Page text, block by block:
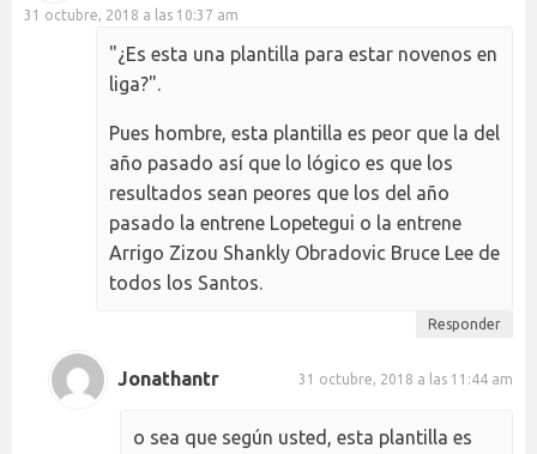
31 octubre, 2018 a las 10:37 am
"¿Es esta una plantilla para estar novenos en
liga?".
Pues hombre, esta plantilla es peor que la del
año pasado así que lo lógico es que los
resultados sean peores que los del año
pasado la entrene Lopetegui o la entrene
Arrigo Zizou Shankly Obradovic Bruce Lee de
todos los Santos.
Responder
Jonathantr 31 octubre, 2018 a las 11:44 am
o sea que según usted, esta plantilla es